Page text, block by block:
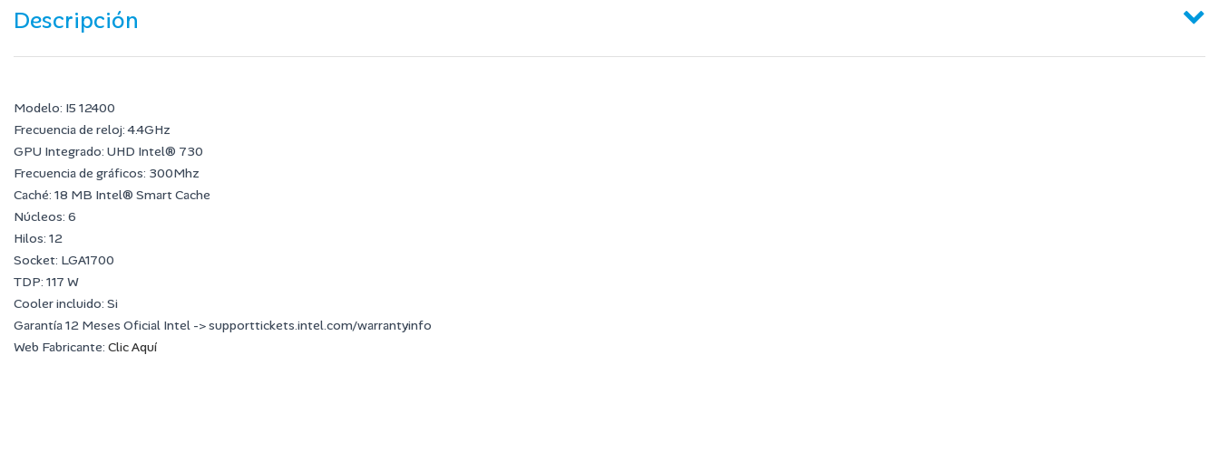
Descripción
Modelo: I5 12400
Frecuencia de reloj: 4.4GHz
GPU Integrado: UHD Intel® 730
Frecuencia de gráficos: 300Mhz
Caché: 18 MB Intel® Smart Cache
Núcleos: 6
Hilos: 12
Socket: LGA1700
TDP: 117 W
Cooler incluido: Si
Garantía 12 Meses Oficial Intel -> supporttickets.intel.com/warrantyinfo
Web Fabricante: Clic Aquí